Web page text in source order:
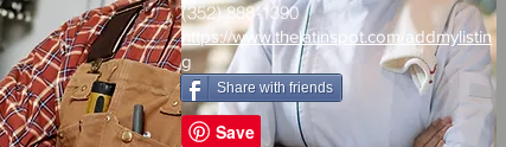
(352) 888-1390
https://www.thelatinspot.com/addmylistin
g
Share with friends